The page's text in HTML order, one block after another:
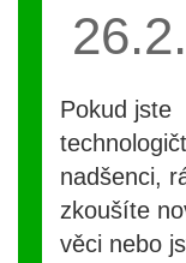
Pokud jste
nadšenci,
zkoušíte
věci nebo